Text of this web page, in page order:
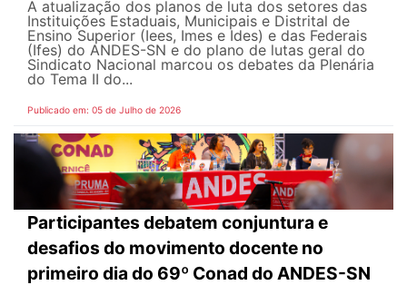
A atualização dos planos de luta dos setores das
Instituições Estaduais, Municipais e Distrital de
Ensino Superior (Iees, Imes e Ides) e das Federais
(Ifes) do ANDES-SN e do plano de lutas geral do
Sindicato Nacional marcou os debates da Plenária
do Tema II do...
Publicado em: 05 de Julho de 2026
Participantes debatem conjuntura e
desafios do movimento docente no
primeiro dia do 69º Conad do ANDES-SN